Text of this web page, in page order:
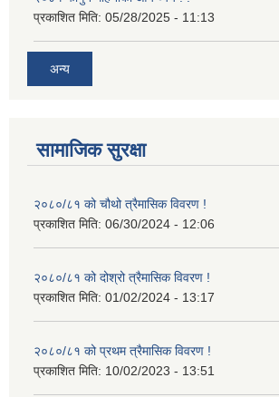
प्रकाशित मिति: 05/28/2025 - 11:13
अन्य
सामाजिक सुरक्षा
२०८०/८१ को चौथो त्रैमासिक विवरण !
प्रकाशित मिति: 06/30/2024 - 12:06
२०८०/८१ को दोश्रो त्रैमासिक विवरण !
प्रकाशित मिति: 01/02/2024 - 13:17
२०८०/८१ को प्रथम त्रैमासिक विवरण !
प्रकाशित मिति: 10/02/2023 - 13:51